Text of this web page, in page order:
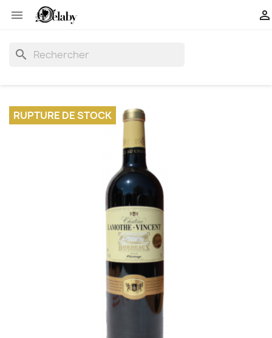
 
search
RUPTURE DE STOCK